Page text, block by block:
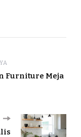
Furniture Meja